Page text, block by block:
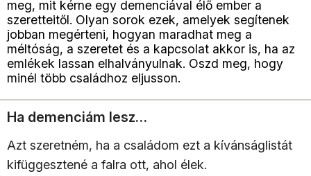
meg, mit kérne egy demenciával élő ember a
szeretteitől. Olyan sorok ezek, amelyek segítenek
jobban megérteni, hogyan maradhat meg a
méltóság, a szeretet és a kapcsolat akkor is, ha az
emlékek lassan elhalványulnak. Oszd meg, hogy
minél több családhoz eljusson.
Ha demenciám lesz…
Azt szeretném, ha a családom ezt a kívánságlistát
kifüggesztené a falra ott, ahol élek.